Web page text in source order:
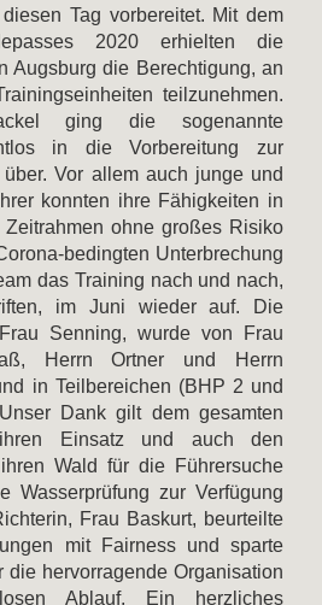
Tag vorbereitet. Mit dem
2020 erhielten die
Augsburg die Berechtigung, an
teilzunehmen.
ging die sogenannte
in die Vorbereitung zur
Vor allem auch junge und
konnten ihre Fähigkeiten in
ohne großes Risiko
bedingten Unterbrechung
das Training nach und nach,
im Juni wieder auf. Die
Senning, wurde von Frau
Herrn Ortner und Herrn
in Teilbereichen (BHP 2 und
Dank gilt dem gesamten
Einsatz und auch den
Wald für die Führersuche
Wasserprüfung zur Verfügung
Frau Baskurt, beurteilte
mit Fairness und sparte
die hervorragende Organisation
Ablauf. Ein herzliches